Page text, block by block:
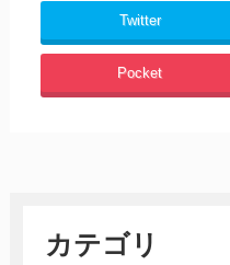
Twitter
Pocket
カテゴリ